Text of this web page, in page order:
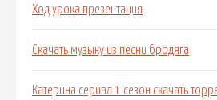
Ход урока презентация
Скачать музыку из песни бродяга
Катерина сериал 1 сезон скачать